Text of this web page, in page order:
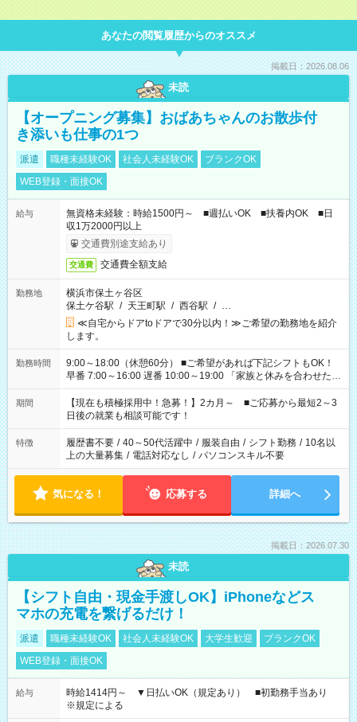
あなたの閲覧履歴からのオススメ
掲載日：2026.08.06
未読
【オープニング募集】おばあちゃんのお散歩付
き添いも仕事の1つ
派遣 職種未経験OK 社会人未経験OK
ブランクOK
WEB登録・面接OK
給与
無資格未経験：時給1500円～ ■週払いOK ■扶養内OK ■日
収1万2000円以上
交通費別途支給あり
交通費 交通費全額支給
勤務地
横浜市保土ヶ谷区
保土ケ谷駅 / 天王町駅 / 西谷駅 / …
≪自宅からドアtoドアで30分以内！≫ご希望の勤務地を紹介
します。
勤務時間
9:00～18:00（休憩60分） ■ご希望があれば下記シフトもOK！
早番 7:00～16:00 遅番 10:00～19:00 「家族と休みを合わせた
い」 「余裕を持って夕飯の準備がしたい」 「できれば残業はし
たくない」 など、ご希望を教えてくださいね。 ※Wワーク希望
の方へ 今ご覧のお仕事で希望する勤務時間と、もう1つのお仕事
の勤務時間。 合計で週40時間を超える場合は応募できません。
期間
【現在も積極採用中！急募！】2カ月～ ■ご応募から最短2～3
日後の就業も相談可能です！
特徴 履歴書不要 / 40～50代活躍中 / 服装自由 / シフト勤務 / 10名以
上の大量募集 / 電話対応なし / パソコンスキル不要
気になる！ 応募する 詳細へ
掲載日：2026.07.30
未読
【シフト自由・現金手渡しOK】iPhoneなどス
マホの充電を繋げるだけ！
派遣 職種未経験OK 社会人未経験OK 大学生歓迎
ブランクOK
WEB登録・面接OK
給与
時給1414円～ ▼日払いOK（規定あり） ■初勤務手当あり
※規定による